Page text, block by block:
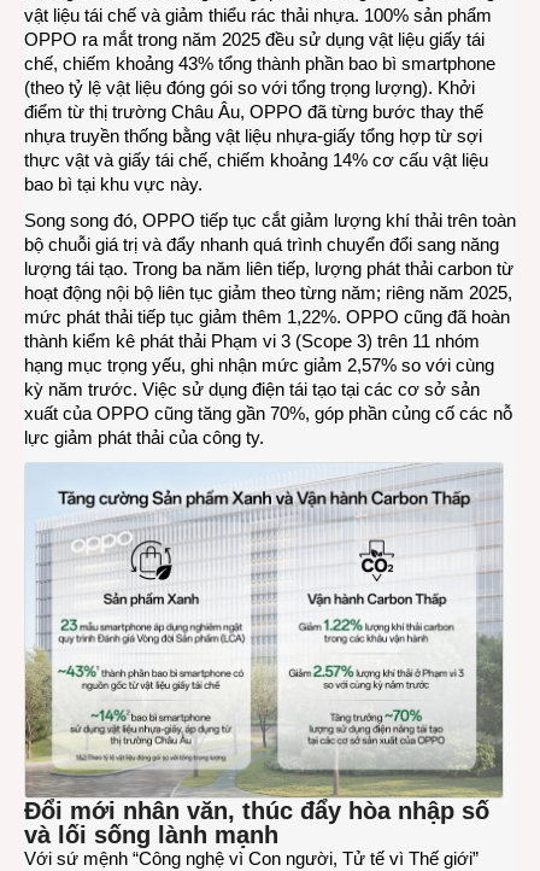
vật liệu tái chế và giảm thiểu rác thải nhựa. 100% sản phẩm
OPPO ra mắt trong năm 2025 đều sử dụng vật liệu giấy tái
chế, chiếm khoảng 43% tổng thành phần bao bì smartphone
(theo tỷ lệ vật liệu đóng gói so với tổng trọng lượng). Khởi
điểm từ thị trường Châu Âu, OPPO đã từng bước thay thế
nhựa truyền thống bằng vật liệu nhựa-giấy tổng hợp từ sợi
thực vật và giấy tái chế, chiếm khoảng 14% cơ cấu vật liệu
bao bì tại khu vực này.
Song song đó, OPPO tiếp tục cắt giảm lượng khí thải trên toàn
bộ chuỗi giá trị và đẩy nhanh quá trình chuyển đổi sang năng
lượng tái tạo. Trong ba năm liên tiếp, lượng phát thải carbon từ
hoạt động nội bộ liên tục giảm theo từng năm; riêng năm 2025,
mức phát thải tiếp tục giảm thêm 1,22%. OPPO cũng đã hoàn
thành kiểm kê phát thải Phạm vi 3 (Scope 3) trên 11 nhóm
hạng mục trọng yếu, ghi nhận mức giảm 2,57% so với cùng
kỳ năm trước. Việc sử dụng điện tái tạo tại các cơ sở sản
xuất của OPPO cũng tăng gần 70%, góp phần củng cố các nỗ
lực giảm phát thải của công ty.
Đổi mới nhân văn, thúc đẩy hòa nhập số
và lối sống lành mạnh
Với sứ mệnh “Công nghệ vì Con người, Tử tế vì Thế giới”